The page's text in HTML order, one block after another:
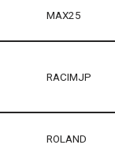
MAX25
RACIMJP
ROLAND